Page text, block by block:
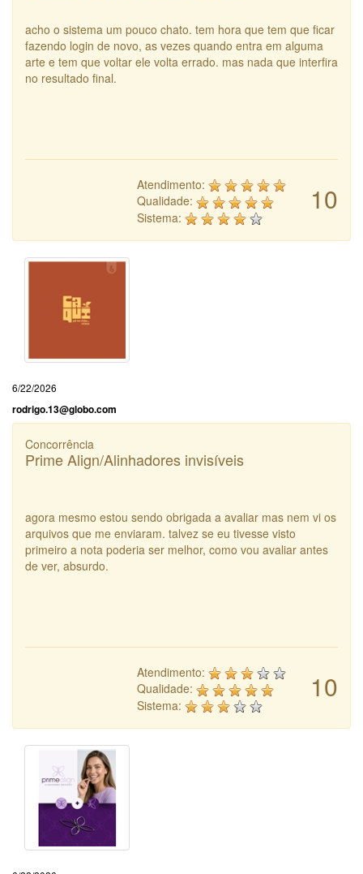
acho o sistema um pouco chato. tem hora que tem que ficar
fazendo login de novo, as vezes quando entra em alguma
arte e tem que voltar ele volta errado. mas nada que interfira
no resultado final.
10
Atendimento:
Qualidade:
Sistema:
6/22/2026
rodrigo.13@globo.com
Concorrência
Prime Align/Alinhadores invisíveis
agora mesmo estou sendo obrigada a avaliar mas nem vi os
arquivos que me enviaram. talvez se eu tivesse visto
primeiro a nota poderia ser melhor, como vou avaliar antes
de ver, absurdo.
10
Atendimento:
Qualidade:
Sistema: